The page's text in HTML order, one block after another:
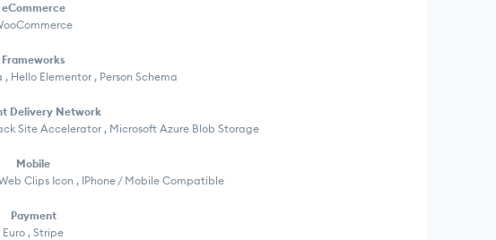
eCommerce
Frameworks
Hello Elementor , Person Schema
Delivery Network
Site Accelerator , Microsoft Azure Blob Storage
Mobile
Clips Icon , IPhone / Mobile Compatible
Payment
Euro , Stripe